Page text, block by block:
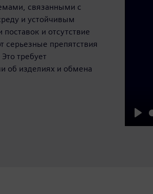
связанными с
и устойчивым
и отсутствие
серьезные препятствия
требует
об изделиях и обмена
Play